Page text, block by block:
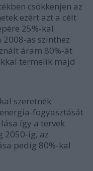
csökkenjen az
ezért azt a célt
25%-kal
as szinthez
áram 80%-át
termelik majd
szeretnék
fogyasztását
így a tervek
2050-ig, az
pedig 80%-kal